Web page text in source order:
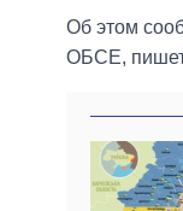
Об этом
ОБСЕ,